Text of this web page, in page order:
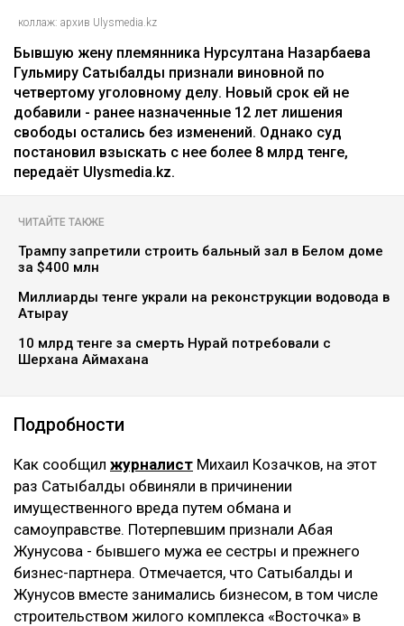
коллаж: архив Ulysmedia.kz
Бывшую жену племянника Нурсултана Назарбаева
Гульмиру Сатыбалды признали виновной по
четвертому уголовному делу. Новый срок ей не
добавили - ранее назначенные 12 лет лишения
свободы остались без изменений. Однако суд
постановил взыскать с нее более 8 млрд тенге,
передаёт Ulysmedia.kz.
ЧИТАЙТЕ ТАКЖЕ
Трампу запретили строить бальный зал в Белом доме
за $400 млн
Миллиарды тенге украли на реконструкции водовода в
Атырау
10 млрд тенге за смерть Нурай потребовали с
Шерхана Аймахана
Подробности
Как сообщил журналист Михаил Козачков, на этот
раз Сатыбалды обвиняли в причинении
имущественного вреда путем обмана и
самоуправстве. Потерпевшим признали Абая
Жунусова - бывшего мужа ее сестры и прежнего
бизнес-партнера. Отмечается, что Сатыбалды и
Жунусов вместе занимались бизнесом, в том числе
строительством жилого комплекса «Восточка» в